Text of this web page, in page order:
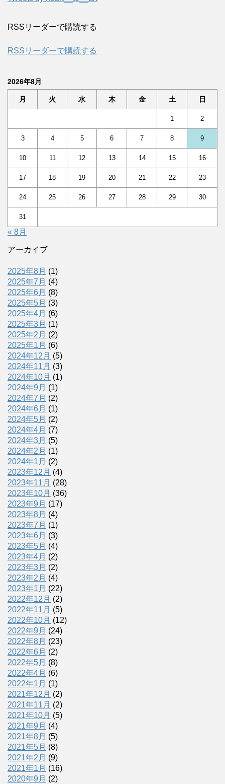
RSSリーダーで購読する
RSSリーダーで購読する
2026年8月
月 火 水 木 金 土 日
1 2
3 4 5 6 7 8 9
10 11 12 13 14 15 16
17 18 19 20 21 22 23
24 25 26 27 28 29 30
31
« 8月
アーカイブ
2025年8月 (1)
2025年7月 (4)
2025年6月 (8)
2025年5月 (3)
2025年4月 (6)
2025年3月 (1)
2025年2月 (2)
2025年1月 (6)
2024年12月 (5)
2024年11月 (3)
2024年10月 (1)
2024年9月 (1)
2024年7月 (2)
2024年6月 (1)
2024年5月 (2)
2024年4月 (7)
2024年3月 (5)
2024年2月 (1)
2024年1月 (2)
2023年12月 (4)
2023年11月 (28)
2023年10月 (36)
2023年9月 (17)
2023年8月 (4)
2023年7月 (1)
2023年6月 (3)
2023年5月 (4)
2023年4月 (2)
2023年3月 (2)
2023年2月 (4)
2023年1月 (22)
2022年12月 (2)
2022年11月 (5)
2022年10月 (12)
2022年9月 (24)
2022年8月 (23)
2022年6月 (2)
2022年5月 (8)
2022年4月 (6)
2022年1月 (1)
2021年12月 (2)
2021年11月 (2)
2021年10月 (5)
2021年9月 (4)
2021年8月 (5)
2021年5月 (8)
2021年2月 (9)
2021年1月 (16)
2020年9月 (2)